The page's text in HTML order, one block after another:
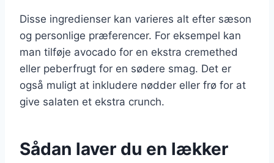
Disse ingredienser kan varieres alt efter sæson
og personlige præferencer. For eksempel kan
man tilføje avocado for en ekstra cremethed
eller peberfrugt for en sødere smag. Det er
også muligt at inkludere nødder eller frø for at
give salaten et ekstra crunch.
Sådan laver du en lækker